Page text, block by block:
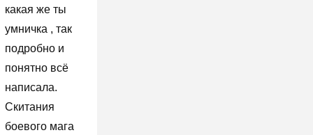
какая же ты
умничка , так
подробно и
понятно всё
написала.
Скитания
боевого мага